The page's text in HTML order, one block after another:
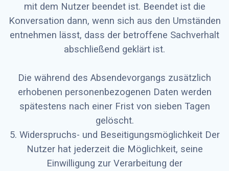
mit dem Nutzer beendet ist. Beendet ist die
Konversation dann, wenn sich aus den Umständen
entnehmen lässt, dass der betroffene Sachverhalt
abschließend geklärt ist.
Die während des Absendevorgangs zusätzlich
erhobenen personenbezogenen Daten werden
spätestens nach einer Frist von sieben Tagen
gelöscht.
5. Widerspruchs- und Beseitigungsmöglichkeit Der
Nutzer hat jederzeit die Möglichkeit, seine
Einwilligung zur Verarbeitung der